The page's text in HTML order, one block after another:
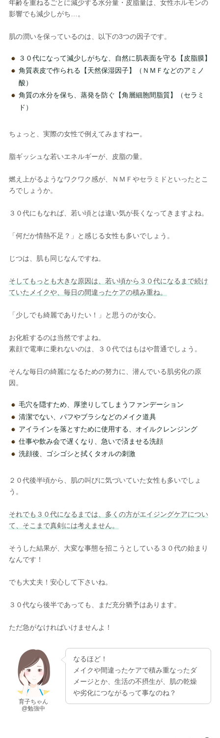
年齢を重ねるごとに減少する水分量・皮脂量は、女性ホルモンの
影響でも減少しがち…。
肌の潤いを保っているのは、以下の3つの因子です。
３０代になって減少しがちな、自然に肌表面を守る【皮脂膜】
角質表皮で作られる【天然保湿因子】（ＮＭＦなどのアミノ
酸）
角質の水分を保ち、蒸発を防ぐ【角層細胞間脂質】（セラミ
ド）
ちょっと、実際の女性で例えてみますねー。
脂ギッシュな若いエネルギーが、皮脂の量。
燃え上がるようなワクワク感が、ＮＭＦやセラミドといったとこ
ろでしょうか。
３０代にもなれば、若い頃とは違い気が長くなってきますよね。
「何だか情熱不足？」と感じる女性も多いでしょう。
じつは、肌も同じなんですね。
そしてもっとも大きな原因は、若い頃から３０代になるまで続け
ていたメイクや、毎日の間違ったケアの積み重ね。
「少しでも綺麗でありたい！」と思うのが女心。
お化粧するのは当然ですよね。
素顔で電車に乗れないのは、３０代ではもはや普通でしょう。
そんな毎日の綺麗になるための努力に、潜んでいる肌劣化の原
因。
毛穴を隠すため、厚塗りしてしまうファンデーション
清潔でない、パフやブラシなどのメイク道具
アイラインを落とすために使用する、オイルクレンジング
仕事や飲み会で遅くなり、急いで済ませる洗顔
洗顔後、ゴシゴシと拭くタオルの刺激
２０代後半頃から、肌の叫びに気づいていた女性も多いでしょ
う。
それでも３０代になるまでは、多くの方がエイジングケアについ
て、そこまで真剣には考えません。
そうした結果が、大変な事態を招こうとしている３０代の始まり
なんです！
でも大丈夫！安心して下さいね。
３０代なら後半であっても、まだ充分猶予はあります。
ただ急がなければいけませんよ！
育子ちゃん
@勉強中
なるほど！
メイクや間違ったケアで積み重なったダ
メージとか、生活の不摂生が、肌の乾燥
や劣化につながるって事なのね？